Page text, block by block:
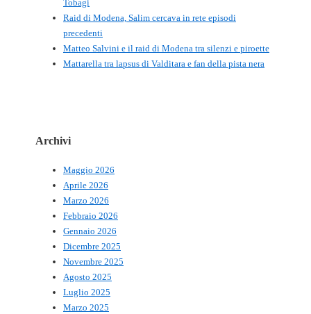
Tobagi
Raid di Modena, Salim cercava in rete episodi
precedenti
Matteo Salvini e il raid di Modena tra silenzi e piroette
Mattarella tra lapsus di Valditara e fan della pista nera
Archivi
Maggio 2026
Aprile 2026
Marzo 2026
Febbraio 2026
Gennaio 2026
Dicembre 2025
Novembre 2025
Agosto 2025
Luglio 2025
Marzo 2025